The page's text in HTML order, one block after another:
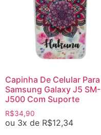
Capinha De Celular Para
Samsung Galaxy J5 SM-
J500 Com Suporte
R$34,90
ou 3x de R$12,34